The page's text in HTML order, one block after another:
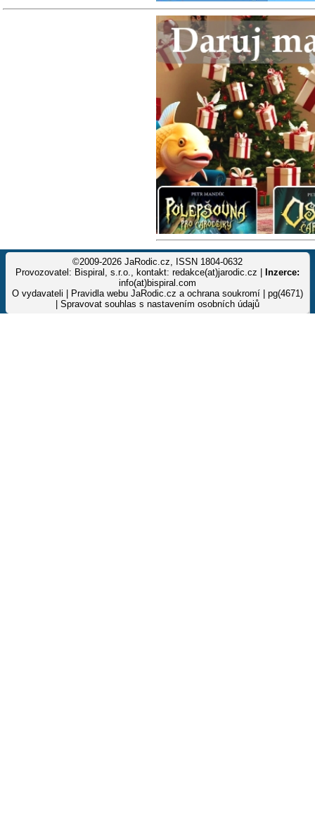
©2009-2026 JaRodic.cz, ISSN 1804-0632
Provozovatel: Bispiral, s.r.o., kontakt: redakce(at)jarodic.cz |
Inzerce:
info(at)bispiral.com
O vydavateli
Pravidla webu JaRodic.cz a ochrana soukromí | pg(4671)
Spravovat souhlas s nastavením osobních údajů